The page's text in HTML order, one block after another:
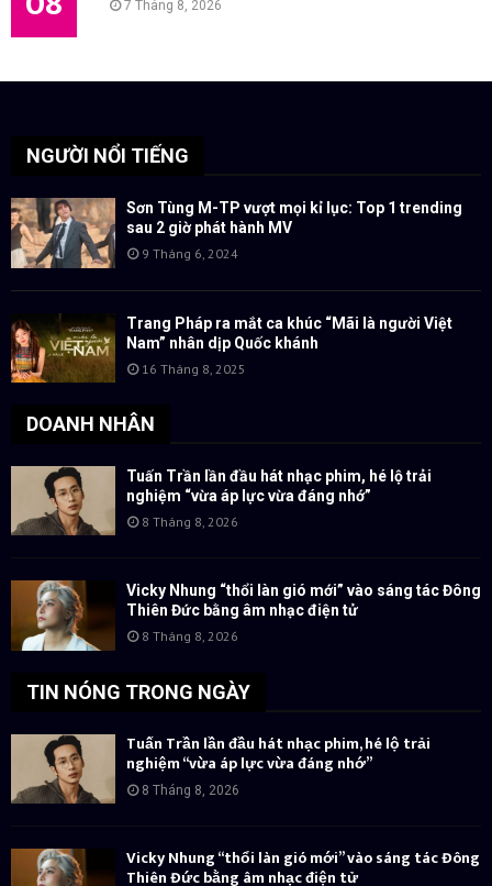
7 Tháng 8, 2026
NGƯỜI NỔI TIẾNG
Sơn Tùng M-TP vượt mọi kỉ lục: Top 1 trending
sau 2 giờ phát hành MV
9 Tháng 6, 2024
Trang Pháp ra mắt ca khúc “Mãi là người Việt
Nam” nhân dịp Quốc khánh
16 Tháng 8, 2025
DOANH NHÂN
Tuấn Trần lần đầu hát nhạc phim, hé lộ trải
nghiệm “vừa áp lực vừa đáng nhớ”
8 Tháng 8, 2026
Vicky Nhung “thổi làn gió mới” vào sáng tác Đông
Thiên Đức bằng âm nhạc điện tử
8 Tháng 8, 2026
TIN NÓNG TRONG NGÀY
Tuấn Trần lần đầu hát nhạc phim, hé lộ trải
nghiệm “vừa áp lực vừa đáng nhớ”
8 Tháng 8, 2026
Vicky Nhung “thổi làn gió mới” vào sáng tác Đông
Thiên Đức bằng âm nhạc điện tử